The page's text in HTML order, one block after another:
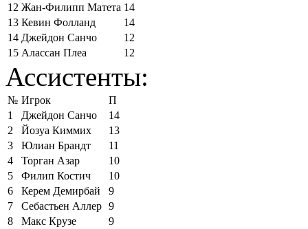
12 Жан-Филипп Матета 14
13 Кевин Фолланд
14
14 Джейдон Санчо
12
15 Алассан Плеа 12
Ассистенты:
№ Игрок
П
1
Джейдон Санчо
14
2
Йозуа Киммих
13
3
Юлиан Брандт
11
4
Торган Азар
10
5
Филип Костич
10
6
Керем Демирбай
9
7
Себастьен Аллер 9
8
Макс Крузе
9